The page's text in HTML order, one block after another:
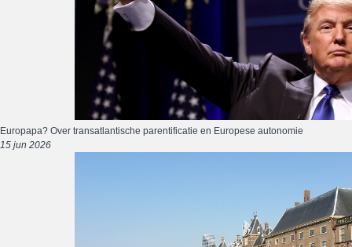
Europapa? Over transatlantische parentificatie en Europese autonomie
15 jun 2026